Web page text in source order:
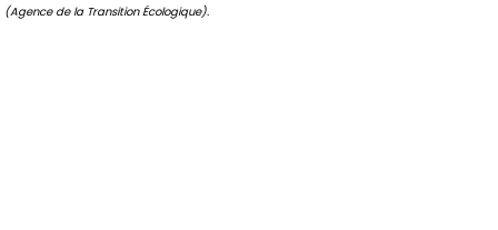
(Agence de la Transition Écologique).